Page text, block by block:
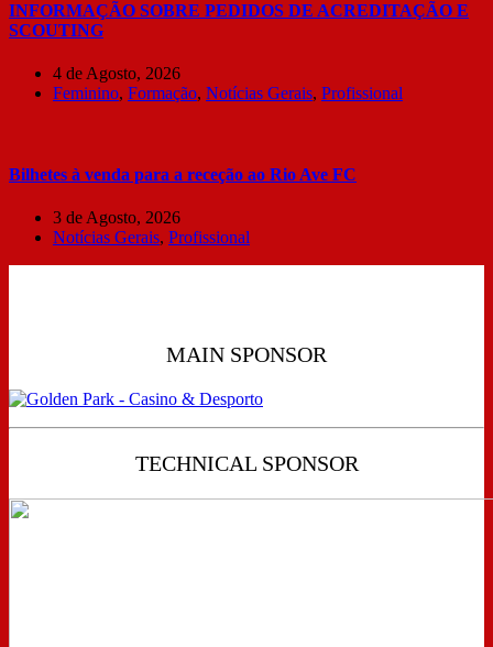
INFORMAÇÃO SOBRE PEDIDOS DE ACREDITAÇÃO E
SCOUTING
4 de Agosto, 2026
Feminino, Formação, Notícias Gerais, Profissional
Bilhetes à venda para a receção ao Rio Ave FC
3 de Agosto, 2026
Notícias Gerais, Profissional
MAIN SPONSOR
TECHNICAL SPONSOR